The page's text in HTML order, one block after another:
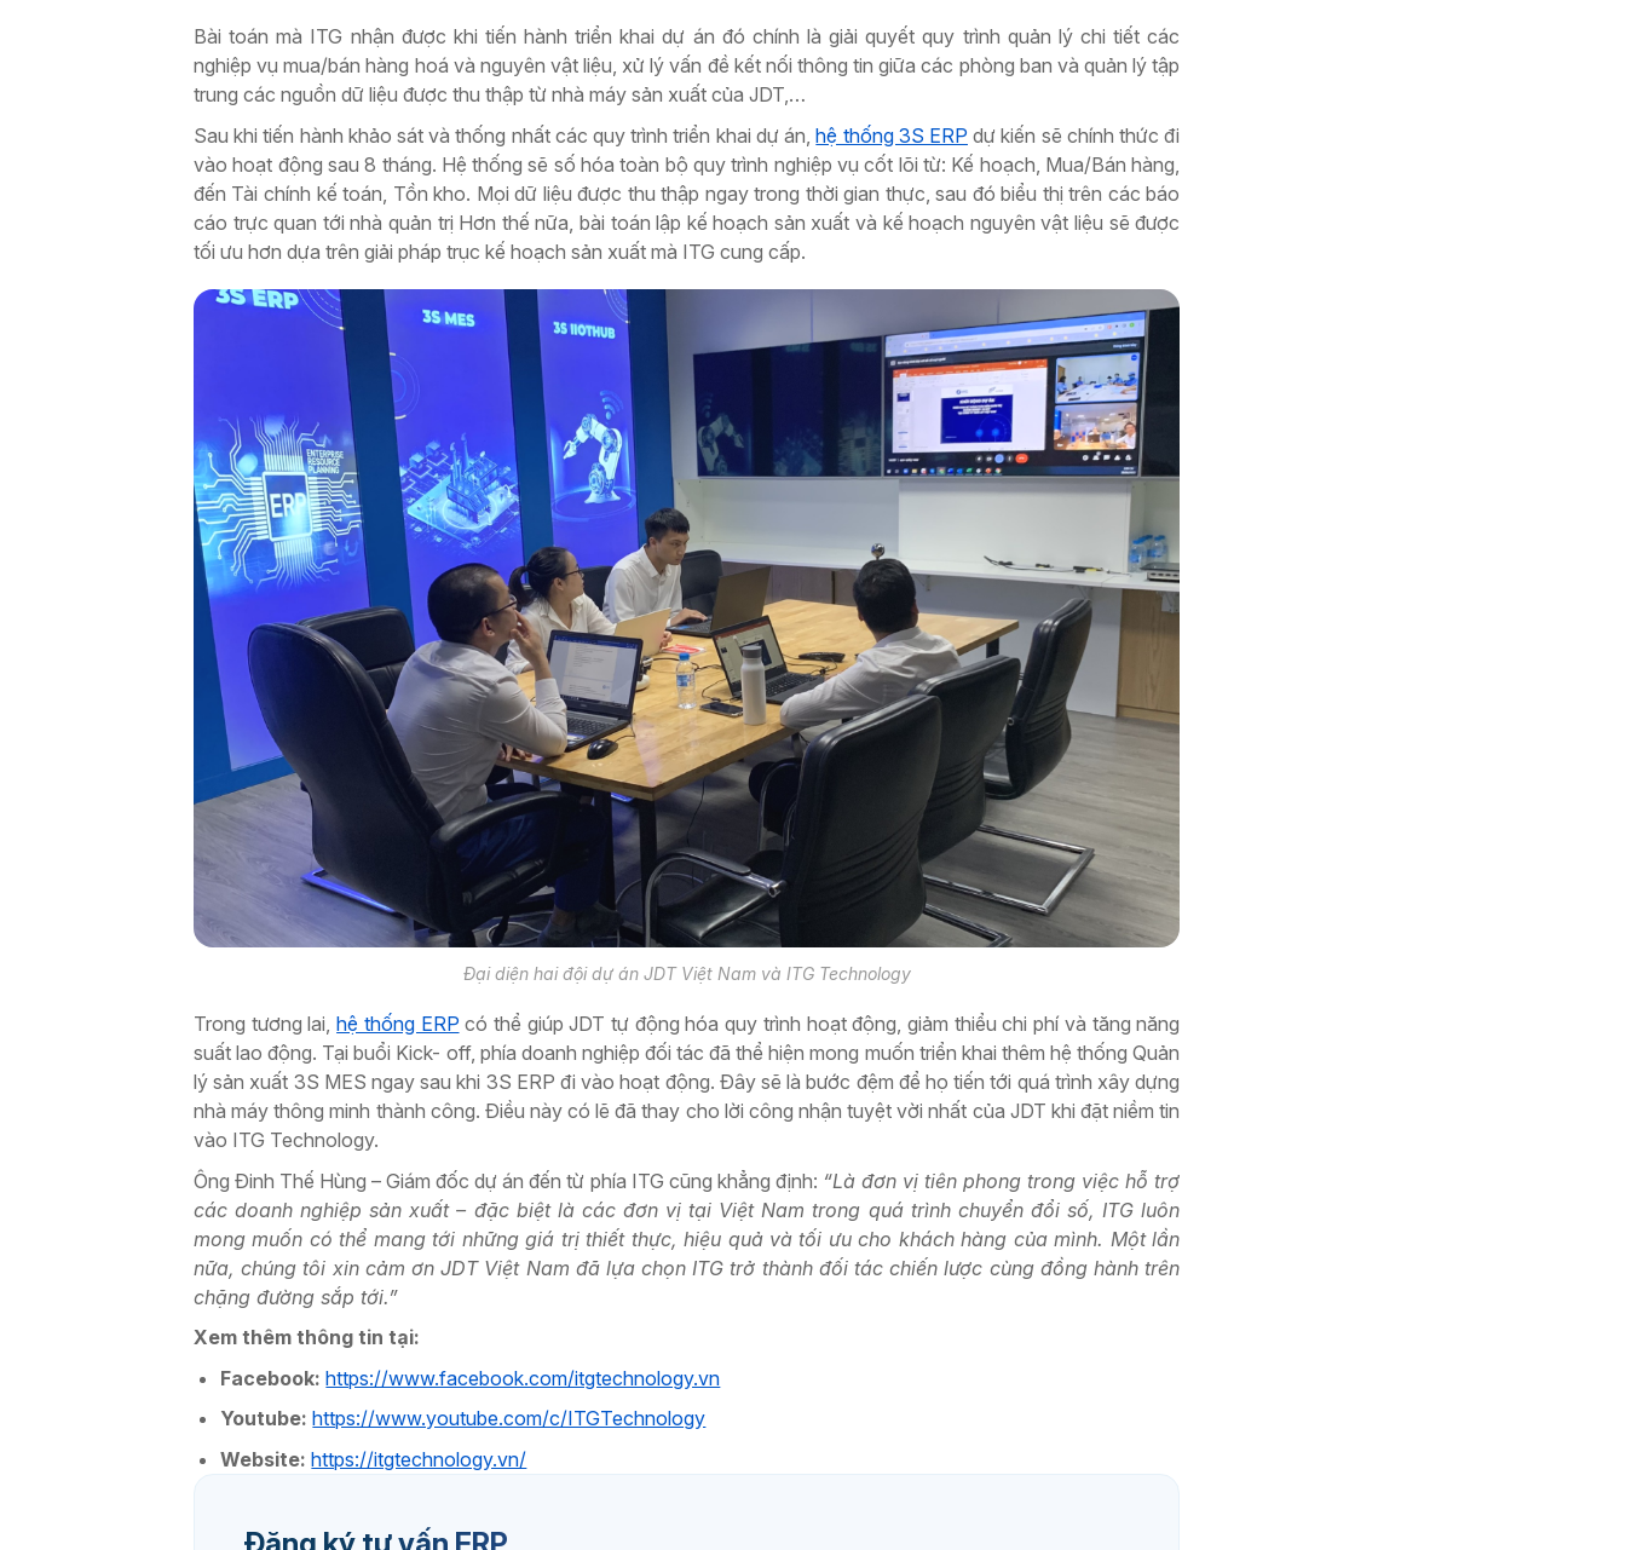
Bài toán mà ITG nhận được khi tiến hành triển khai dự án đó chính là giải quyết quy trình quản lý chi tiết các
nghiệp vụ mua/bán hàng hoá và nguyên vật liệu, xử lý vấn đề kết nối thông tin giữa các phòng ban và quản lý tập
trung các nguồn dữ liệu được thu thập từ nhà máy sản xuất của JDT,…
Sau khi tiến hành khảo sát và thống nhất các quy trình triển khai dự án,hệ thống 3S ERP dự kiến sẽ chính thức đi
vào hoạt động sau 8 tháng. Hệ thống sẽ số hóa toàn bộ quy trình nghiệp vụ cốt lõi từ: Kế hoạch, Mua/Bán hàng,
đến Tài chính kế toán, Tồn kho. Mọi dữ liệu được thu thập ngay trong thời gian thực, sau đó biểu thị trên các báo
cáo trực quan tới nhà quản trị Hơn thế nữa, bài toán lập kế hoạch sản xuất và kế hoạch nguyên vật liệu sẽ được
tối ưu hơn dựa trên giải pháp trục kế hoạch sản xuất mà ITG cung cấp.
Đại diện hai đội dự án JDT Việt Nam và ITG Technology
Trong tương lai,hệ thống ERP có thể giúp JDT tự động hóa quy trình hoạt động, giảm thiểu chi phí và tăng năng
suất lao động. Tại buổi Kick- off, phía doanh nghiệp đối tác đã thể hiện mong muốn triển khai thêm hệ thống Quản
lý sản xuất 3S MES ngay sau khi 3S ERP đi vào hoạt động. Đây sẽ là bước đệm để họ tiến tới quá trình xây dựng
nhà máy thông minh thành công. Điều này có lẽ đã thay cho lời công nhận tuyệt vời nhất của JDT khi đặt niềm tin
vào ITG Technology.
Ông Đinh Thế Hùng – Giám đốc dự án đến từ phía ITG cũng khẳng định: “Là đơn vị tiên phong trong việc hỗ trợ
các doanh nghiệp sản xuất – đặc biệt là các đơn vị tại Việt Nam trong quá trình chuyển đổi số, ITG luôn
mong muốn có thể mang tới những giá trị thiết thực, hiệu quả và tối ưu cho khách hàng của mình. Một lần
nữa, chúng tôi xin cảm ơn JDT Việt Nam đã lựa chọn ITG trở thành đối tác chiến lược cùng đồng hành trên
chặng đường sắp tới.”
Xem thêm thông tin tại:
Facebook: https://www.facebook.com/itgtechnology.vn
Youtube: https://www.youtube.com/c/ITGTechnology
Website: https://itgtechnology.vn/